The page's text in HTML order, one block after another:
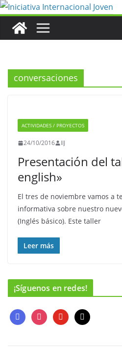
Saltar
contenido
conversaciones
ACTIVIDADES / PROYECTOS
24/10/2016 IIJ
Presentación del
english»
El tres de noviembre vamos a
informativa sobre nuestro
(Inglés básico). Este taller
Leer más
¡Síguenos en redes!
f
a
e
i
n
t
y
o
t
m
a
l